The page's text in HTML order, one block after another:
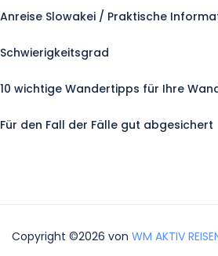
Anreise Slowakei / Praktische
Schwierigkeitsgrad
10 wichtige Wandertipps für Ihre
Für den Fall der Fälle gut abgesichert
Copyright ©2026 von WM AKTIV